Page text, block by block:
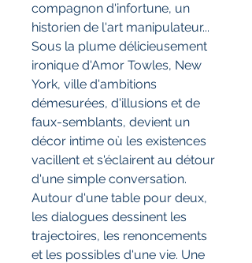
compagnon d'infortune, un
historien de l'art manipulateur...
Sous la plume délicieusement
ironique d'Amor Towles, New
York, ville d'ambitions
démesurées, d'illusions et de
faux-semblants, devient un
décor intime où les existences
vacillent et s'éclairent au détour
d'une simple conversation.
Autour d'une table pour deux,
les dialogues dessinent les
trajectoires, les renoncements
et les possibles d'une vie. Une